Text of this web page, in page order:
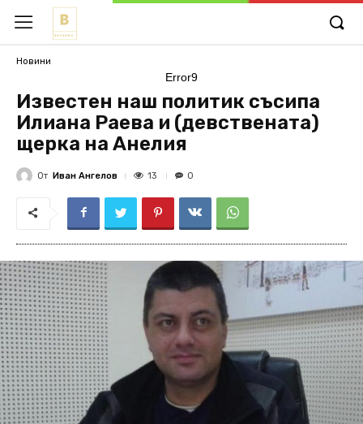
Новини
Error9
Известен наш политик съсипа
Илиана Раева и (девствената)
щерка на Анелия
От Иван Ангелов 13 0